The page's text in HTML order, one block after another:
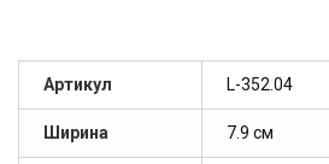
Артикул L-352.04
Ширина 7.9 см